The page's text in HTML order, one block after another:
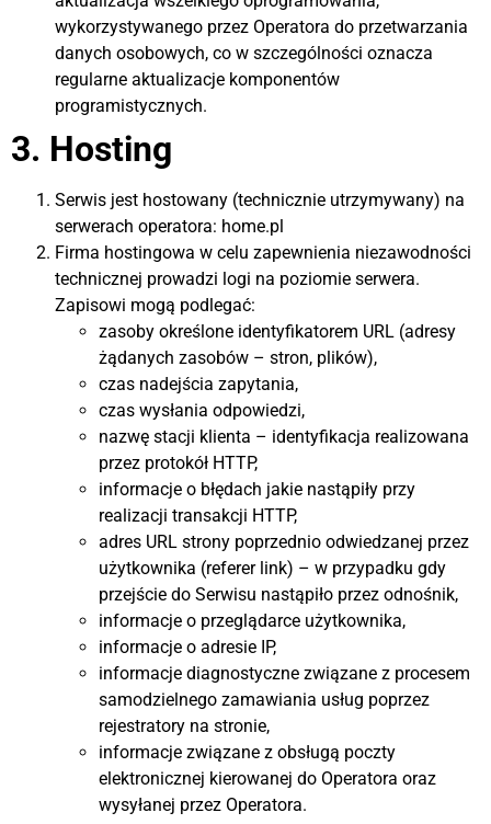
wykorzystywanego przez Operatora do przetwarzania
danych osobowych, co w szczególności oznacza
regularne aktualizacje komponentów
programistycznych.
3. Hosting
Serwis jest hostowany (technicznie utrzymywany) na
serwerach operatora: home.pl
Firma hostingowa w celu zapewnienia niezawodności
technicznej prowadzi logi na poziomie serwera.
Zapisowi mogą podlegać:
zasoby określone identyfikatorem URL (adresy
żądanych zasobów – stron, plików),
czas nadejścia zapytania,
czas wysłania odpowiedzi,
nazwę stacji klienta – identyfikacja realizowana
przez protokół HTTP,
informacje o błędach jakie nastąpiły przy
realizacji transakcji HTTP,
adres URL strony poprzednio odwiedzanej przez
użytkownika (referer link) – w przypadku gdy
przejście do Serwisu nastąpiło przez odnośnik,
informacje o przeglądarce użytkownika,
informacje o adresie IP,
informacje diagnostyczne związane z procesem
samodzielnego zamawiania usług poprzez
rejestratory na stronie,
informacje związane z obsługą poczty
elektronicznej kierowanej do Operatora oraz
wysyłanej przez Operatora.